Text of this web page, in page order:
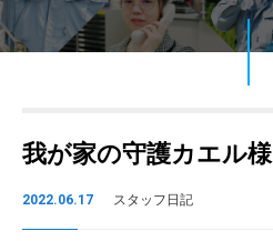
我が家の守護カエル様
2022.06.17 スタッフ日記